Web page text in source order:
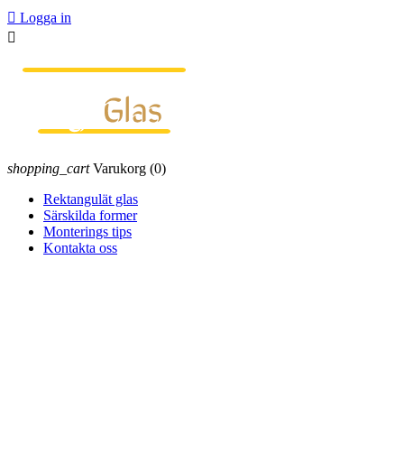
 Logga in

shopping_cart Varukorg (0)
Rektangulät glas
Särskilda former
Monterings tips
Kontakta oss